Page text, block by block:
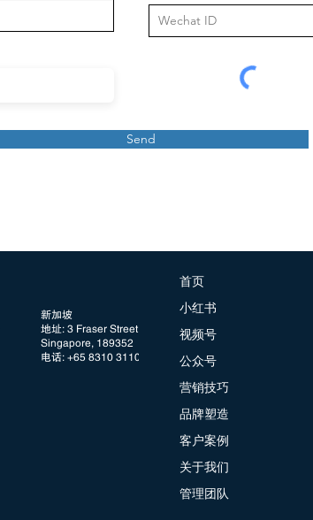
Send
新加坡
地址: 3 Fraser Street, #08 DUO Tower
Singapore, 189352
电话: +65 8310 3110
首页
小红书
视频号
公众号
营销技巧
品牌塑造
客户案例
关于我们
管理团队